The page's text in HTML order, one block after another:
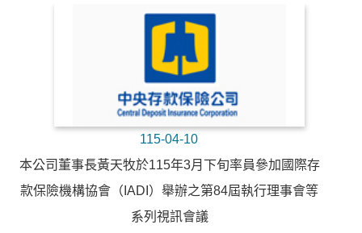
115-04-10
本公司董事長黃天牧於115年3月下旬率員參加國際存
款保險機構協會（IADI）舉辦之第84屆執行理事會等
系列視訊會議